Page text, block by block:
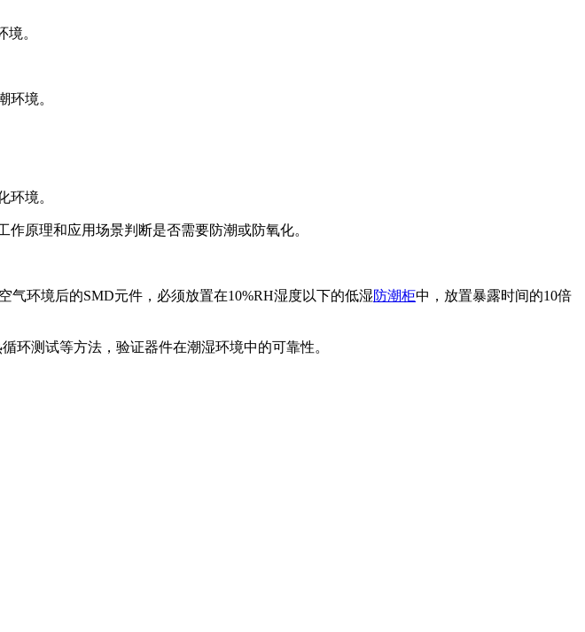
。
环境。
环境。
原理和应用场景判断是否需要防潮或防氧化。
气环境后的SMD元件，必须放置在10%RH湿度以下的低湿防潮柜中，放置暴露时间的10倍
环测试等方法，验证器件在潮湿环境中的可靠性。